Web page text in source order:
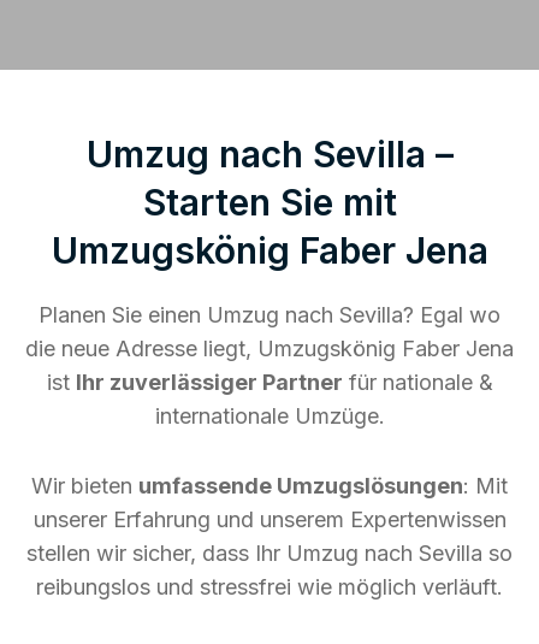
Umzug nach Sevilla –
Starten Sie mit
Umzugskönig Faber Jena
Planen Sie einen Umzug nach Sevilla? Egal wo
die neue Adresse liegt, Umzugskönig Faber Jena
ist Ihr zuverlässiger Partner für nationale &
internationale Umzüge.
Wir bieten umfassende Umzugslösungen: Mit
unserer Erfahrung und unserem Expertenwissen
stellen wir sicher, dass Ihr Umzug nach Sevilla so
reibungslos und stressfrei wie möglich verläuft.